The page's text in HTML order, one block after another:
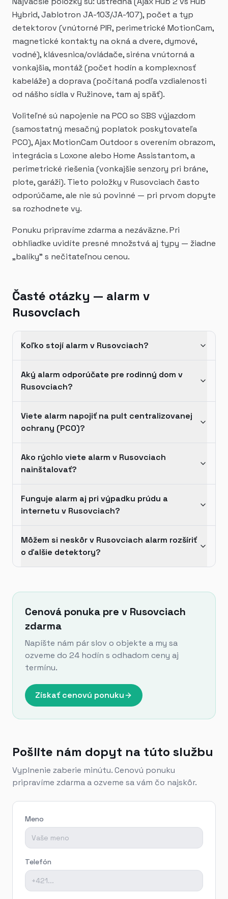
Hybrid, Jablotron JA-103/JA-107), počet a typ
detektorov (vnútorné PIR, perimetrické MotionCam,
magnetické kontakty na okná a dvere, dymové,
vodné), klávesnica/ovládače, siréna vnútorná a
vonkajšia, montáž (počet hodín a komplexnosť
kabeláže) a doprava (počítaná podľa vzdialenosti
od nášho sídla v Ružinove, tam aj späť).
Voliteľné sú napojenie na PCO so SBS výjazdom
(samostatný mesačný poplatok poskytovateľa
PCO), Ajax MotionCam Outdoor s overením obrazom,
integrácia s Loxone alebo Home Assistantom, a
perimetrické riešenia (vonkajšie senzory pri bráne,
plote, garáži). Tieto položky v Rusovciach často
odporúčame, ale nie sú povinné — pri prvom dopyte
sa rozhodnete vy.
Ponuku pripravíme zdarma a nezáväzne. Pri
obhliadke uvidíte presné množstvá aj typy — žiadne
„balíky" s nečitateľnou cenou.
Časté otázky — alarm v
Rusovciach
Koľko stojí alarm v Rusovciach?
Aký alarm odporúčate pre rodinný dom v
Rusovciach?
Viete alarm napojiť na pult centralizovanej
ochrany (PCO)?
Ako rýchlo viete alarm v Rusovciach
nainštalovať?
Funguje alarm aj pri výpadku prúdu a
internetu v Rusovciach?
Môžem si neskôr v Rusovciach alarm rozšíriť
o ďalšie detektory?
Cenová ponuka pre v Rusovciach
zdarma
Napíšte nám pár slov o objekte a my sa
ozveme do 24 hodín s odhadom ceny aj
termínu.
Získať cenovú ponuku
Pošlite nám dopyt na túto službu
Vyplnenie zaberie minútu. Cenovú ponuku
pripravíme zdarma a ozveme sa vám čo najskôr.
Meno
Telefón